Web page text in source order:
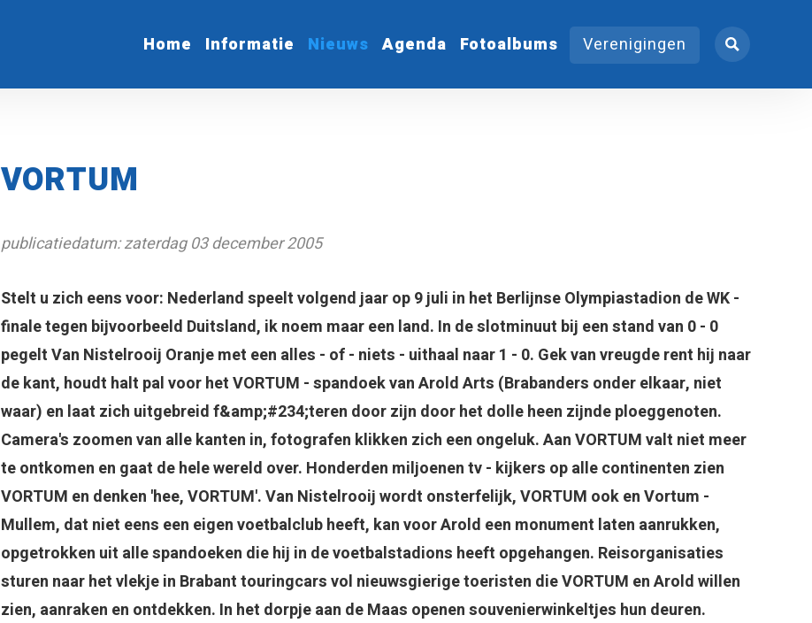
Home Informatie Nieuws Agenda Fotoalbums Verenigingen
VORTUM
publicatiedatum: zaterdag 03 december 2005
Stelt u zich eens voor: Nederland speelt volgend jaar op 9 juli in het Berlijnse Olympiastadion de WK -
finale tegen bijvoorbeeld Duitsland, ik noem maar een land. In de slotminuut bij een stand van 0 - 0
pegelt Van Nistelrooij Oranje met een alles - of - niets - uithaal naar 1 - 0. Gek van vreugde rent hij naar
de kant, houdt halt pal voor het VORTUM - spandoek van Arold Arts (Brabanders onder elkaar, niet
waar) en laat zich uitgebreid f&amp;#234;teren door zijn door het dolle heen zijnde ploeggenoten.
Camera's zoomen van alle kanten in, fotografen klikken zich een ongeluk. Aan VORTUM valt niet meer
te ontkomen en gaat de hele wereld over. Honderden miljoenen tv - kijkers op alle continenten zien
VORTUM en denken 'hee, VORTUM'. Van Nistelrooij wordt onsterfelijk, VORTUM ook en Vortum -
Mullem, dat niet eens een eigen voetbalclub heeft, kan voor Arold een monument laten aanrukken,
opgetrokken uit alle spandoeken die hij in de voetbalstadions heeft opgehangen. Reisorganisaties
sturen naar het vlekje in Brabant touringcars vol nieuwsgierige toeristen die VORTUM en Arold willen
zien, aanraken en ontdekken. In het dorpje aan de Maas openen souvenierwinkeltjes hun deuren.